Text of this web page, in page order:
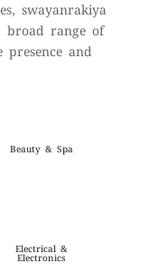
swayanrakiya
broad range of
presence and
Beauty & Spa
Electrical &
Electronics